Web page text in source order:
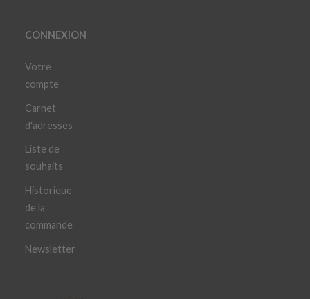
CONNEXION
Votre
compte
Carnet
d'adresses
Liste de
souhaits
Historique
de la
commande
Newsletter